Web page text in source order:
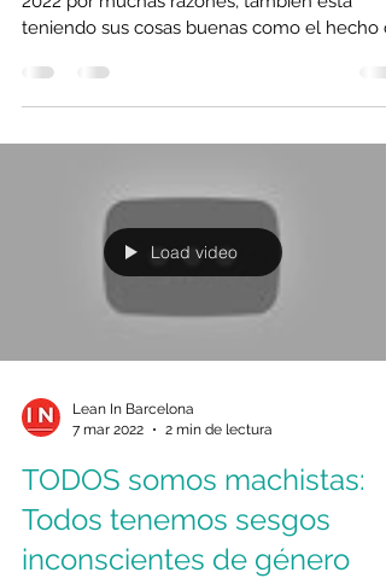
A pesar de lo raruno que está siendo este
teniendo sus cosas buenas como el hecho
7 mar 2022
2 min de lectura
TODOS somos machistas:
Todos tenemos sesgos